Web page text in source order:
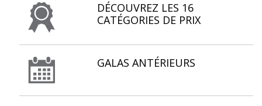
DÉCOUVREZ LES 16
CATÉGORIES DE PRIX
GALAS ANTÉRIEURS